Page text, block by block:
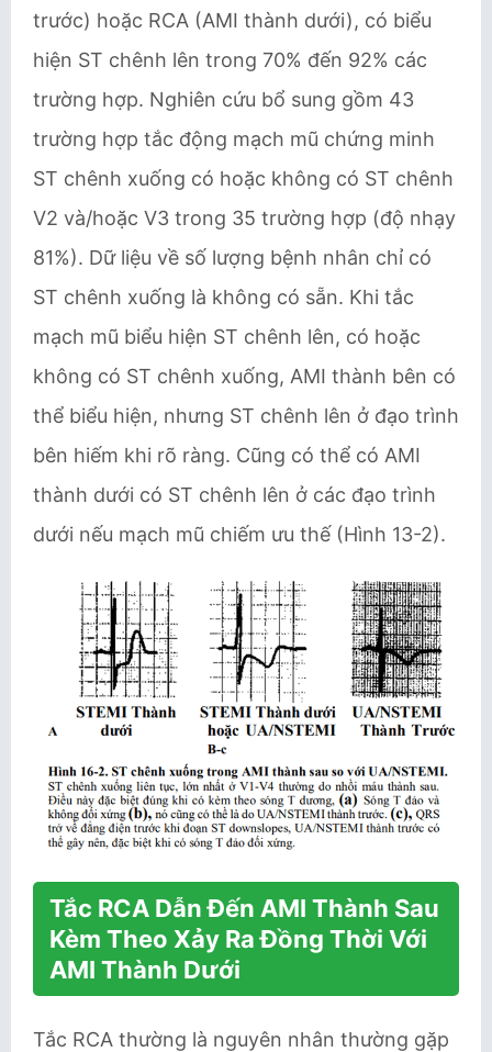
trước) hoặc RCA (AMI thành dưới), có biểu
hiện ST chênh lên trong 70% đến 92% các
trường hợp. Nghiên cứu bổ sung gồm 43
trường hợp tắc động mạch mũ chứng minh
ST chênh xuống có hoặc không có ST chênh
V2 và/hoặc V3 trong 35 trường hợp (độ nhạy
81%). Dữ liệu về số lượng bệnh nhân chỉ có
ST chênh xuống là không có sẵn. Khi tắc
mạch mũ biểu hiện ST chênh lên, có hoặc
không có ST chênh xuống, AMI thành bên có
thể biểu hiện, nhưng ST chênh lên ở đạo trình
bên hiếm khi rõ ràng. Cũng có thể có AMI
thành dưới có ST chênh lên ở các đạo trình
dưới nếu mạch mũ chiếm ưu thế (Hình 13-2).
Tắc RCA Dẫn Đến AMI Thành Sau
Kèm Theo Xảy Ra Đồng Thời Với
AMI Thành Dưới
Tắc RCA thường là nguyên nhân thường gặp